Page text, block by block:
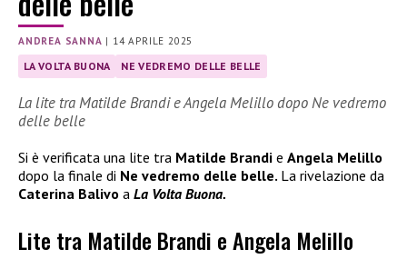
ANDREA SANNA | 14 APRILE 2025
LA VOLTA BUONA NE VEDREMO DELLE BELLE
La lite tra Matilde Brandi e Angela Melillo dopo Ne vedremo
delle belle
Si è verificata una lite tra Matilde Brandi e Angela Melillo
dopo la finale di Ne vedremo delle belle. La rivelazione da
Caterina Balivo a La Volta Buona.
Lite tra Matilde Brandi e Angela Melillo